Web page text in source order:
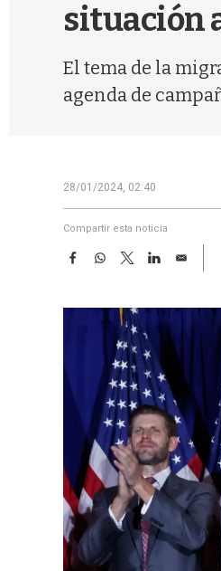
situación
El tema de la
agenda de
28/01/2024, 02:40
Compartir esta noticia
F
e
W
t
s
p
T
w
t
t
e
r
L
k
e
I
n
E
i